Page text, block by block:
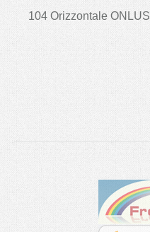
104 Orizzontale ONLUS